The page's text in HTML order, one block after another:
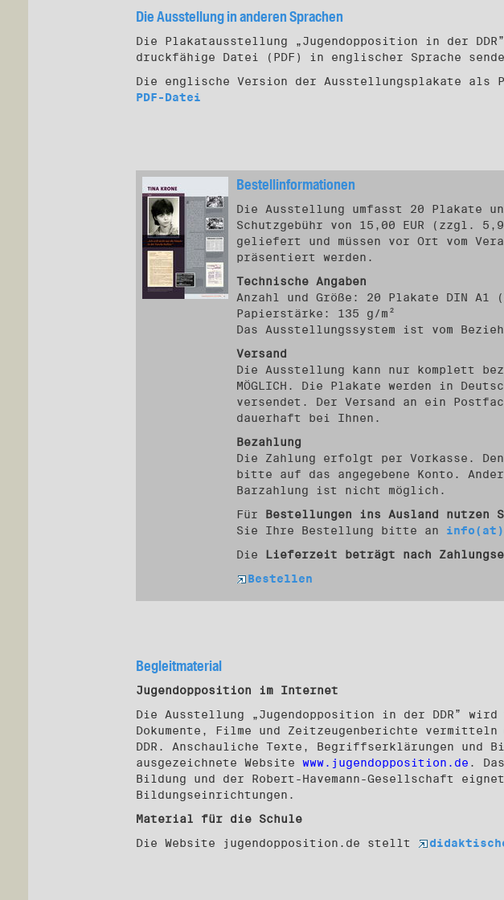
Die Ausstellung in anderen Sprachen
Die Plakatausstellung „Jugendopposition in der
druckfähige Datei (PDF) in englischer Sprache
Die englische Version der Ausstellungsplakate als
PDF-Datei
Bestellinformationen
Die Ausstellung umfasst 20 Plakate
Schutzgebühr von 15,00 EUR (zzgl.
geliefert und müssen vor Ort vom
präsentiert werden.
Technische Angaben
Anzahl und Größe: 20 Plakate DIN
Papierstärke: 135 g/m²
Das Ausstellungssystem ist vom
Versand
Die Ausstellung kann nur komplett
MÖGLICH. Die Plakate werden in
versendet. Der Versand an ein
dauerhaft bei Ihnen.
Bezahlung
Die Zahlung erfolgt per Vorkasse. Den
bitte auf das angegebene Konto.
Barzahlung ist nicht möglich.
Für Bestellungen ins Ausland
Sie Ihre Bestellung bitte an
Die
Lieferzeit beträgt nach
Bestellen
Begleitmaterial
Jugendopposition im Internet
Die Ausstellung „Jugendopposition in der DDR”
Dokumente, Filme und Zeitzeugenberichte
DDR. Anschauliche Texte, Begriffserklärungen und
ausgezeichnete Website www.jugendopposition.de .
Bildung und der Robert-Havemann-Gesellschaft
Bildungseinrichtungen.
Material für die Schule
Die Website jugendopposition.de stellt